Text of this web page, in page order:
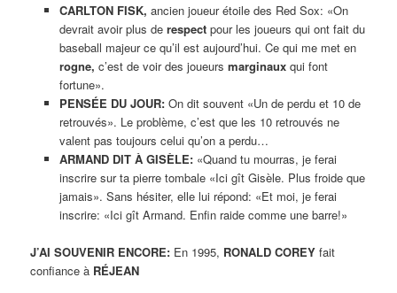
CARLTON FISK, ancien joueur étoile des Red Sox: «On
devrait avoir plus de respectpour les joueurs qui ont fait du
baseball majeur ce qu’il est aujourd’hui. Ce qui me met en
rogne, c’est de voir des joueurs marginauxqui font
fortune».
PENSÉE DU JOUR: On dit souvent «Un de perdu et 10 de
retrouvés». Le problème, c’est que les 10 retrouvés ne
valent pas toujours celui qu’on a perdu…
ARMAND DIT À GISÈLE: «Quand tu mourras, je ferai
inscrire sur ta pierre tombale «Ici gît Gisèle. Plus froide que
jamais». Sans hésiter, elle lui répond: «Et moi, je ferai
inscrire: «Ici gît Armand. Enfin raide comme une barre!»
J’AI SOUVENIR ENCORE: En 1995, RONALD COREY fait
confiance à RÉJEAN